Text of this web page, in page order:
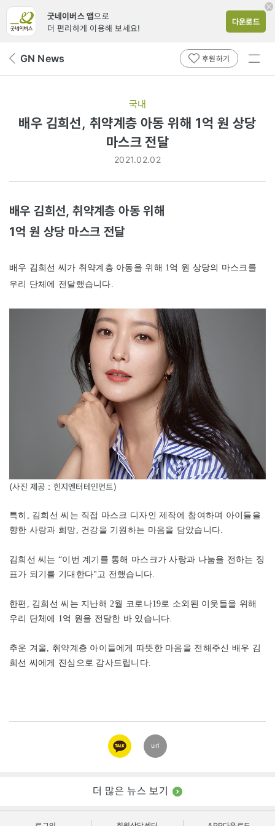
굿네이버스 앱으로
더 편리하게 이용해 보세요!
다운로드
뒤 GN News 후원하기
전체
국내
배우 김희선, 취약계층 아동 위해 1억 원 상당
마스크 전달
2021.02.02
배우 김희선, 취약계층 아동 위해
1억 원 상당 마스크 전달
배우 김희선 씨가 취약계층 아동을 위해 1억 원 상당의 마스크를
우리 단체에 전달했습니다.
(사진 제공 : 힌지엔터테인먼트)
특히, 김희선 씨는 직접 마스크 디자인 제작에 참여하며 아이들을
향한 사랑과 희망, 건강을 기원하는 마음을 담았습니다.
김희선 씨는 “이번 계기를 통해 마스크가 사랑과 나눔을 전하는 징
표가 되기를 기대한다"고 전했습니다.
한편, 김희선 씨는 지난해 2월 코로나19로 소외된 이웃들을 위해
우리 단체에 1억 원을 전달한 바 있습니다.
추운 겨울, 취약계층 아이들에게 따뜻한 마음을 전해주신 배우 김
희선 씨에게 진심으로 감사드립니다.
카카오
링크
url
더 많은 뉴스 보기